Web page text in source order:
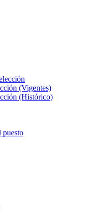
(Vigentes)
(Histórico)
puesto